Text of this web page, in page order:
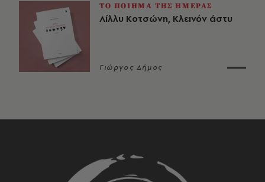
ΤΟ ΠΟΙΗΜΑ ΤΗΣ ΗΜΕΡΑΣ
Λίλλυ Κοτσώνη, Κλεινόν άστυ
Γιώργος Δήμος